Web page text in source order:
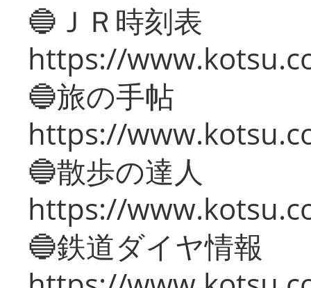
🔵ＪＲ時刻表
https://
🔵旅の手帖
https://
🔵散歩の達人
https://
🔵鉄道ダイヤ情報